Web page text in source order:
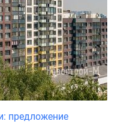
предложение